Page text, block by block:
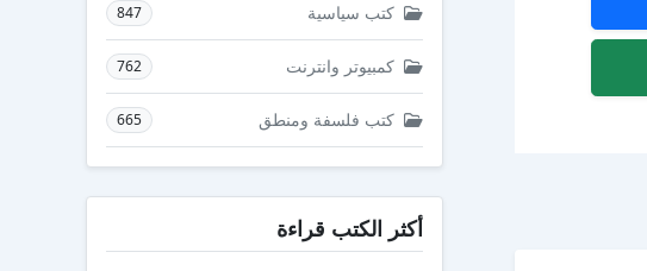
كتب سياسية 847
كمبيوتر وانترنت 762
كتب فلسفة ومنطق 665
أكثر الكتب قراءة